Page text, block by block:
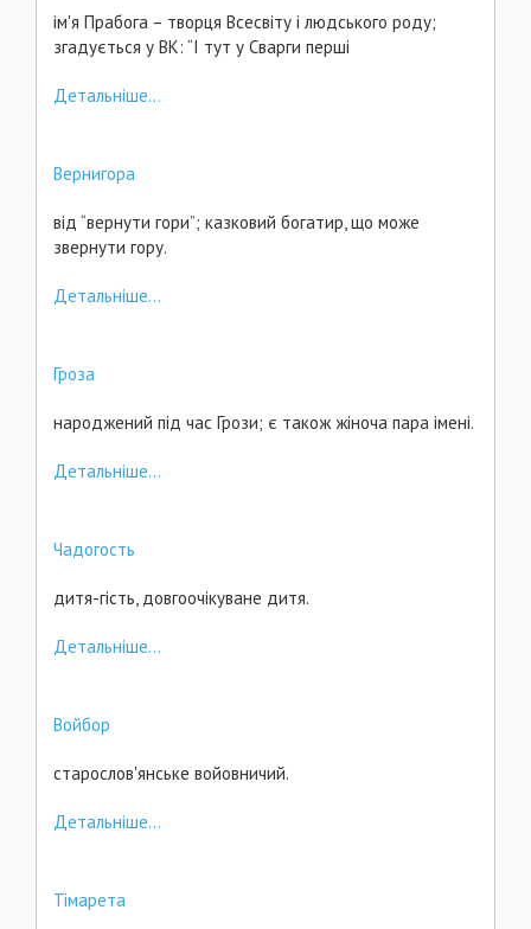
ім'я Прабога – творця Всесвіту і людського роду;
згадується у ВК: “І тут у Сварги перші
Детальніше...
Вернигора
від “вернути гори”; казковий богатир, що може
звернути гору.
Детальніше...
Гроза
народжений під час Грози; є також жіноча пара імені.
Детальніше...
Чадогость
дитя-гість, довгоочікуване дитя.
Детальніше...
Войбор
старослов'янське войовничий.
Детальніше...
Тімарета